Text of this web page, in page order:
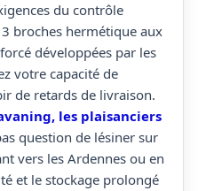
du contrôle
broches hermétique aux
développées par les
votre capacité de
de retards de livraison.
les plaisanciers
question de lésiner sur
vers les Ardennes ou en
et le stockage prolongé